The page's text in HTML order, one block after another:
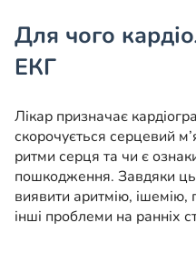
Для чого
ЕКГ
Лікар призначає
скорочується серцевий
ритми серця та чи є
пошкодження. Завдяки
виявити аритмію,
інші проблеми на ранніх